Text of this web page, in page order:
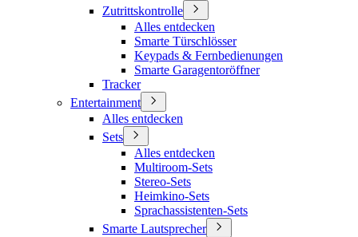
Zutrittskontrolle
Alles entdecken
Smarte Türschlösser
Keypads & Fernbedienungen
Smarte Garagentoröffner
Tracker
Entertainment
Alles entdecken
Sets
Alles entdecken
Multiroom-Sets
Stereo-Sets
Heimkino-Sets
Sprachassistenten-Sets
Smarte Lautsprecher